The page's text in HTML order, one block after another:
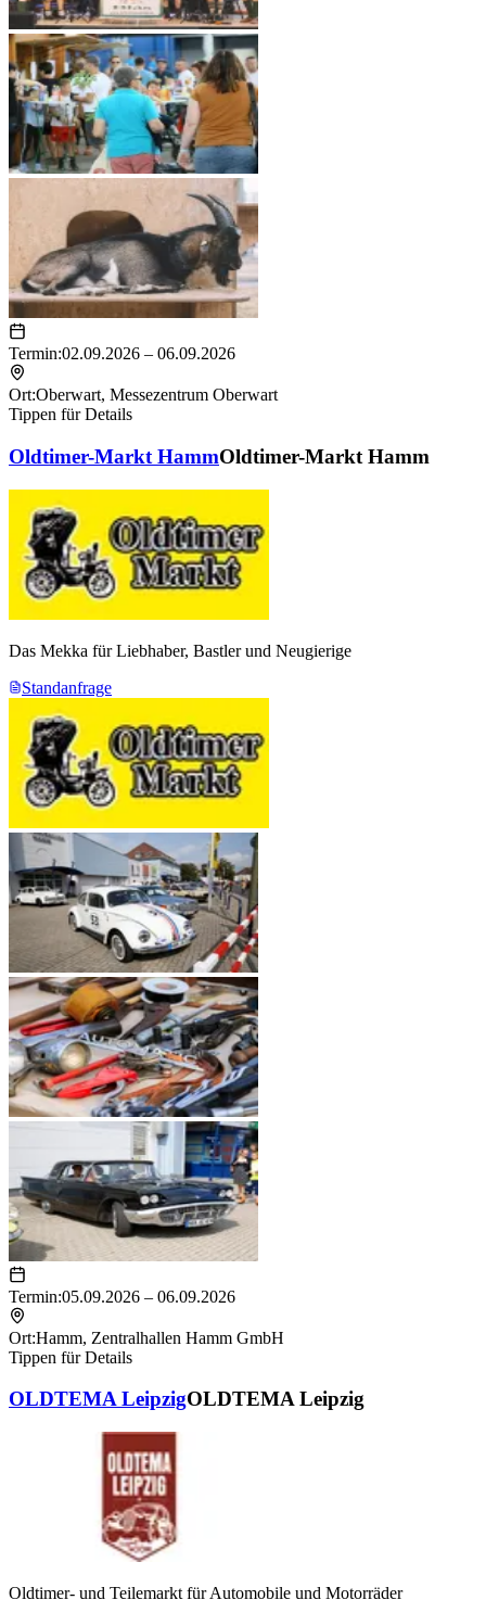
Termin:02.09.2026 – 06.09.2026
Ort:Oberwart, Messezentrum Oberwart
Tippen für Details
Oldtimer-Markt HammOldtimer-Markt Hamm
Das Mekka für Liebhaber, Bastler und Neugierige
Standanfrage
Termin:05.09.2026 – 06.09.2026
Ort:Hamm, Zentralhallen Hamm GmbH
Tippen für Details
OLDTEMA LeipzigOLDTEMA Leipzig
Oldtimer- und Teilemarkt für Automobile und Motorräder